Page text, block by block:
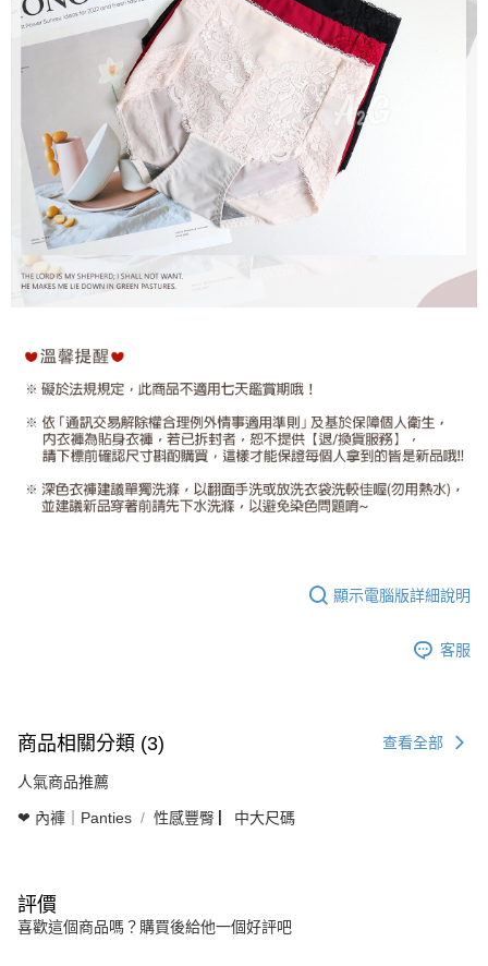
顯示電腦版詳細說明
客服
商品相關分類 (3) 查看全部
人氣商品推薦
❤ 內褲｜Panties 性感豐臀 ▏中大尺碼
評價
喜歡這個商品嗎？購買後給他一個好評吧